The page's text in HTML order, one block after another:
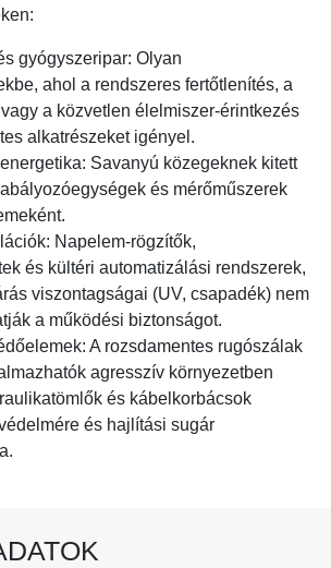
gyógyszeripar: Olyan
ahol a rendszeres fertőtlenítés, a
a közvetlen élelmiszer-érintkezés
alkatrészeket igényel.
Savanyú közegeknek kitett
és mérőműszerek
Napelem-rögzítők,
és kültéri automatizálási rendszerek,
viszontagságai (UV, csapadék) nem
a működési biztonságot.
A rozsdamentes rugószálak
agresszív környezetben
és kábelkorbácsok
és hajlítási sugár